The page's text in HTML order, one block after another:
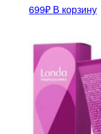
699₽ В корзину